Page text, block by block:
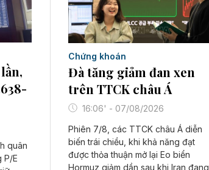
quân
P/E
Chứng khoán
Đà tăng giảm đan xen
trên TTCK châu Á
16:06' - 07/08/2026
Phiên 7/8, các TTCK châu Á diễn
biến trái chiều, khi khả năng đạt
được thỏa thuận mở lại Eo biển
Hormuz giảm dần sau khi Iran đang